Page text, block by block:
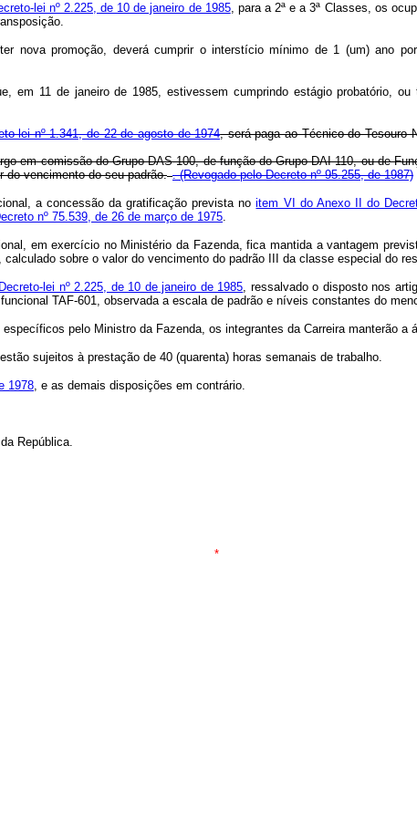
lei nº 2.225, de 10 de janeiro de 1985, para a 2ª e a 3ª Classes, os
nova promoção, deverá cumprir o interstício mínimo de 1 (um) ano
em 11 de janeiro de 1985, estivessem cumprindo estágio probatório,
lei nº 1.341, de 22 de agosto de 1974, será paga ao Técnico do Tesouro
em comissão do Grupo DAS-100, de função do Grupo DAI-110, ou de
do vencimento do seu padrão. .(Revogado pelo Decreto nº 95.255, de 1987)
a concessão da gratificação prevista noitem VI do Anexo II do
nº 75.539, de 26 de março de 1975.
em exercício no Ministério da Fazenda, fica mantida a vantagem
sobre o valor do vencimento do padrão III da classe especial do
lei nº 2.225, de 10 de janeiro de 1985, ressalvado o disposto nos
TAF-601, observada a escala de padrão e níveis constantes do
pelo Ministro da Fazenda, os integrantes da Carreira manterão
sujeitos à prestação de 40 (quarenta) horas semanais de trabalho.
1978, e as demais disposições em contrário.
República.
*